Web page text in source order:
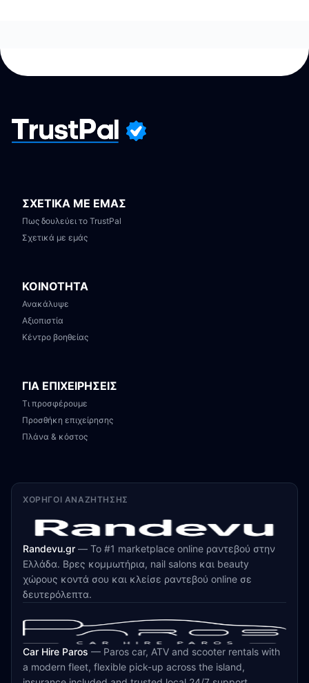
ΣΧΕΤΙΚΑ ΜΕ ΕΜΑΣ
Πως δουλεύει το TrustPal
Σχετικά με εμάς
ΚΟΙΝΟΤΗΤΑ
Ανακάλυψε
Αξιοπιστία
Κέντρο βοηθείας
ΓΙΑ ΕΠΙΧΕΙΡΗΣΕΙΣ
Τι προσφέρουμε
Προσθήκη επιχείρησης
Πλάνα & κόστος
ΧΟΡΗΓΟΊ ΑΝΑΖΉΤΗΣΗΣ
Randevu.gr — Το #1 marketplace online ραντεβού στην
Ελλάδα. Βρες κομμωτήρια, nail salons και beauty
χώρους κοντά σου και κλείσε ραντεβού online σε
δευτερόλεπτα.
Car Hire Paros — Paros car, ATV and scooter rentals with
a modern fleet, flexible pick-up across the island,